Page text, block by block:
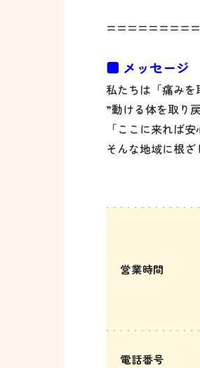
■ メッセージ
私たちは「痛みを
”動ける体を取り
「ここに来れば安
そんな地域に根
営業時間
電話番号